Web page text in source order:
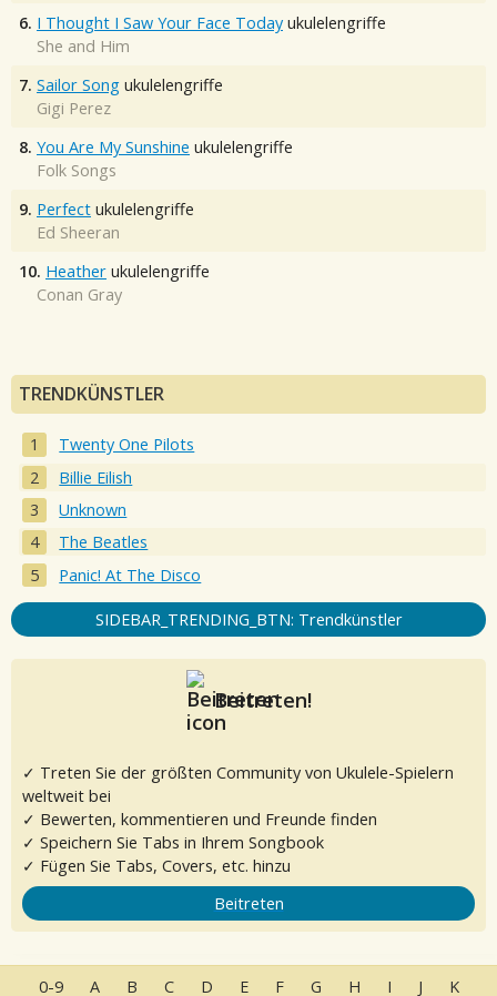
6. I Thought I Saw Your Face Today ukulelengriffe
She and Him
7. Sailor Song ukulelengriffe
Gigi Perez
8. You Are My Sunshine ukulelengriffe
Folk Songs
9. Perfect ukulelengriffe
Ed Sheeran
10. Heather ukulelengriffe
Conan Gray
TRENDKÜNSTLER
Twenty One Pilots
Billie Eilish
Unknown
The Beatles
Panic! At The Disco
SIDEBAR_TRENDING_BTN: Trendkünstler
Beitreten!
✓ Treten Sie der größten Community von Ukulele-Spielern
weltweit bei
✓ Bewerten, kommentieren und Freunde finden
✓ Speichern Sie Tabs in Ihrem Songbook
✓ Fügen Sie Tabs, Covers, etc. hinzu
Beitreten
0-9 A B C D E F G H I J K